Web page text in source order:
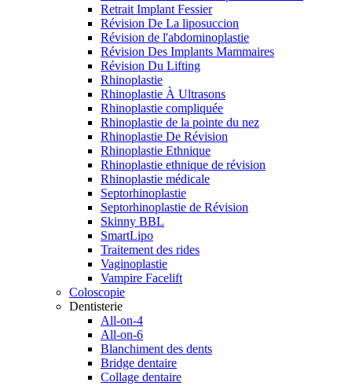
Retrait Implant Fessier
Révision De La liposuccion
Révision de l'abdominoplastie
Révision Des Implants Mammaires
Révision Du Lifting
Rhinoplastie
Rhinoplastie À Ultrasons
Rhinoplastie compliquée
Rhinoplastie de la pointe du nez
Rhinoplastie De Révision
Rhinoplastie Ethnique
Rhinoplastie ethnique de révision
Rhinoplastie médicale
Septorhinoplastie
Septorhinoplastie de Révision
Skinny BBL
SmartLipo
Traitement des rides
Vaginoplastie
Vampire Facelift
Coloscopie
Dentisterie
All-on-4
All-on-6
Blanchiment des dents
Bridge dentaire
Collage dentaire